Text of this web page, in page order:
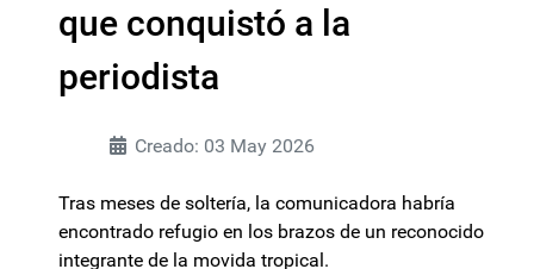
que conquistó a la
periodista
Creado: 03 May 2026
Tras meses de soltería, la comunicadora habría
encontrado refugio en los brazos de un reconocido
integrante de la movida tropical.